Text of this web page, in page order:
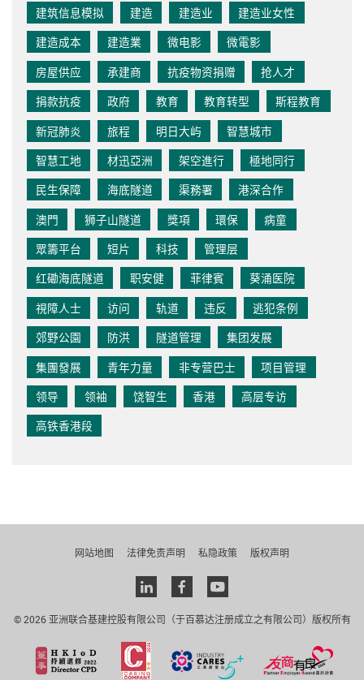
建筑信息模拟
建造 建造业
建造业女性
建造成本
建造業 微电影
微電影
房屋供应
承建商 抗疫物资捐赠
抢人才
捐款抗疫
政府 教育 教育转型
斯程教育
新冠肺炎
旅程 明日大屿
智慧城市
智慧工地
材迅亞洲 架空進行
極地同行
民生保障
海底隧道 渠務署
港深合作
澳門
狮子山隧道 獎項 環保
病童
眾籌平台
短片 科技
管理层
红磡海底隧道
职安健 菲律賓
葵涌医院
視障人士
访问 轨道 违反
逃犯条例
郊野公園
防洪 隧道管理
集团发展
集團發展
青年力量 非专营巴士
项目管理
领导
领袖 饶智生 香港
高层专访
高铁香港段
网站地图 法律免责声明 私隐政策 版权声明
Linkedinfacebookyoutube
© 2026 亚洲联合基建控股有限公司（于百慕达注册成立之有限公司）版权所有